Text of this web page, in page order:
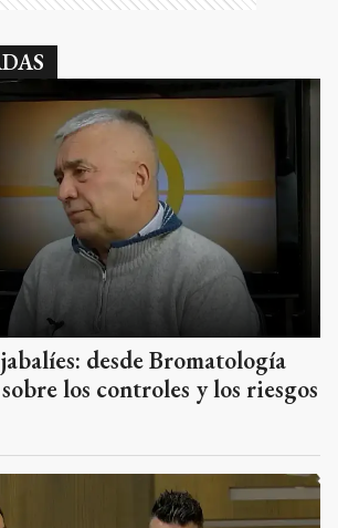
desde Bromatología
los controles y los riesgos